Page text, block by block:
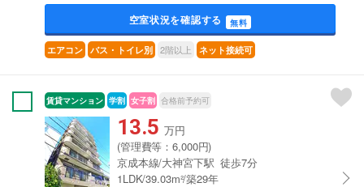
空室状況を確認する 無料
エアコン バス・トイレ別 2階以上 ネット接続可
賃貸マンション 学割 女子割 合格前予約可
13.5 万円
(管理費等：6,000円)
京成本線/大神宮下駅 徒歩7分
1LDK/39.03m²/築29年